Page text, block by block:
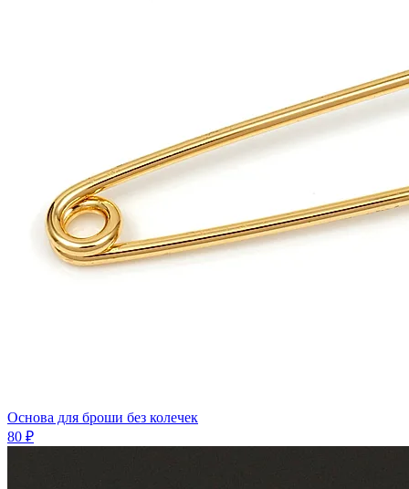
Основа для броши без колечек
80 ₽